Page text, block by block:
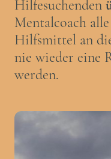
Hilfesuchenden
Mentalcoach
Hilfsmittel an
nie wieder eine
werden.